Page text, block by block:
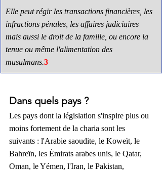
Elle peut régir les transactions financières, les
infractions pénales, les affaires judiciaires
mais aussi le droit de la famille, ou encore la
tenue ou même l'alimentation des
musulmans.3
Dans quels pays ?
Les pays dont la législation s'inspire plus ou
moins fortement de la charia sont les
suivants : l'Arabie saoudite, le Koweït, le
Bahreïn, les Émirats arabes unis, le Qatar,
Oman, le Yémen, l'Iran, le Pakistan,